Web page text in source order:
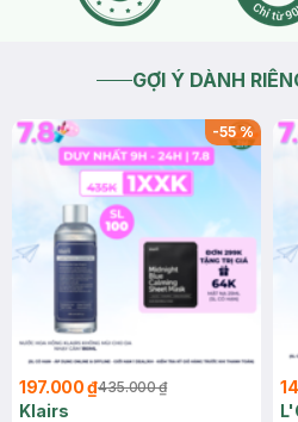
GỢI Ý DÀNH
-55%
197.000 ₫435.000 ₫
Klairs